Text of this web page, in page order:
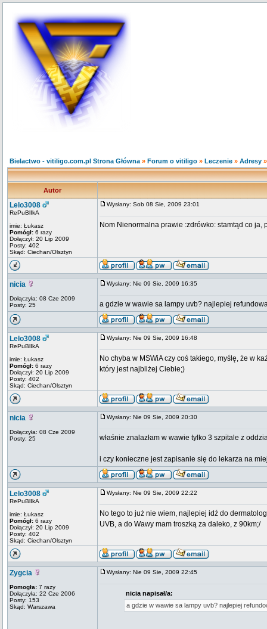
Bielactwo - vitiligo.com.pl Strona Główna » Forum o vitiligo » Leczenie » Adresy
Autor
Lelo3008
RePuBlIkA
imie: Łukasz
Pomógł: 6 razy
Dołączył: 20 Lip 2009
Posty: 402
Skąd: Ciechan/Olsztyn
Wysłany: Sob 08 Sie, 2009 23:01
Nom Nienormalna prawie :zdrówko: stamtąd co ja,
nicia
Dołączyła: 08 Cze 2009
Posty: 25
Wysłany: Nie 09 Sie, 2009 16:35
a gdzie w wawie sa lampy uvb? najlepiej
Lelo3008
RePuBlIkA
imie: Łukasz
Pomógł: 6 razy
Dołączył: 20 Lip 2009
Posty: 402
Skąd: Ciechan/Olsztyn
Wysłany: Nie 09 Sie, 2009 16:48
No chyba w MSWiA czy coś takiego, myślę, że w
który jest najbliżej Ciebie;)
nicia
Dołączyła: 08 Cze 2009
Posty: 25
Wysłany: Nie 09 Sie, 2009 20:30
właśnie znalazłam w wawie tylko 3 szpitale z
i czy konieczne jest zapisanie się do lekarza na
Lelo3008
RePuBlIkA
imie: Łukasz
Pomógł: 6 razy
Dołączył: 20 Lip 2009
Posty: 402
Skąd: Ciechan/Olsztyn
Wysłany: Nie 09 Sie, 2009 22:22
No tego to już nie wiem, najlepiej idź do
UVB, a do Wawy mam troszką za daleko, z 90km;/
Zygcia
Pomogła: 7 razy
Dołączyła: 22 Cze 2006
Posty: 153
Skąd: Warszawa
Wysłany: Nie 09 Sie, 2009 22:45
nicia napisał/a:
a gdzie w wawie sa lampy uvb? najlepiej